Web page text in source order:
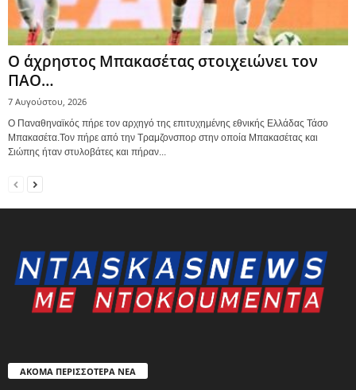
Ο άχρηστος Μπακασέτας στοιχειώνει τον
ΠΑΟ…
7 Αυγούστου, 2026
Ο Παναθηναϊκός πήρε τον αρχηγό της επιτυχημένης εθνικής Ελλάδας Τάσο
Μπακασέτα.Τον πήρε από την Τραμζονσπορ στην οποία Μπακασέτας και
Σιώπης ήταν στυλοβάτες και πήραν...
ΑΚΟΜΑ ΠΕΡΙΣΣΟΤΕΡΑ ΝΕΑ